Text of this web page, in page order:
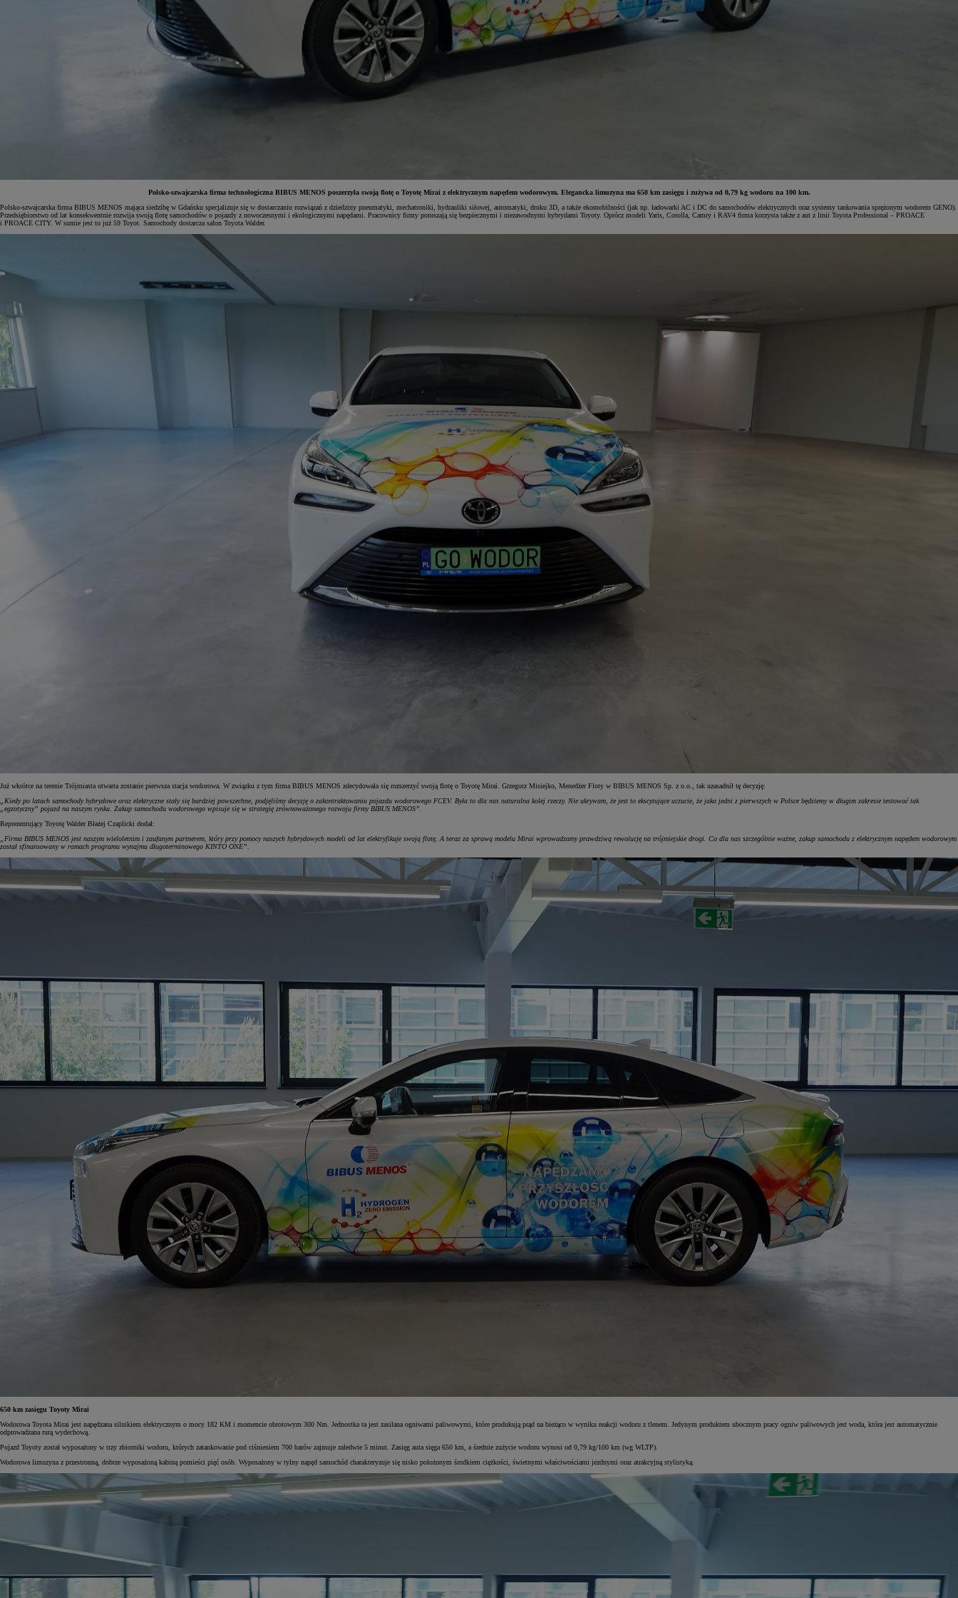
Od197 400 złnetto
Polsko-szwajcarska firma technologiczna BIBUS MENOS poszerzyła swoją flotę o Toyotę Mirai z elektrycznym napędem wodorowym. Elegancka limuzyna ma 650 km zasięgu i zużywa od 0,79 kg wodoru na 100 km.
Polsko-szwajcarska firma BIBUS MENOS mająca siedzibę w Gdańsku specjalizuje się w dostarczaniu rozwiązań z dziedziny pneumatyki, mechatroniki, hydrauliki siłowej, automatyki, druku 3D, a także ekomobilności (jak np. ładowarki AC i DC do samochodów elektrycznych oraz systemy tankowania sprężonym wodorem GENO).
Przedsiębiorstwo od lat konsekwentnie rozwija swoją flotę samochodów o pojazdy z nowoczesnymi i ekologicznymi napędami. Pracownicy firmy poruszają się bezpiecznymi i niezawodnymi hybrydami Toyoty. Oprócz modeli Yaris, Corolla, Camry i RAV4 firma korzysta także z aut z linii Toyota Professional – PROACE
i PROACE CITY. W sumie jest to już 59 Toyot. Samochody dostarcza salon Toyota Walder.
Już wkrótce na terenie Trójmiasta otwarta zostanie pierwsza stacja wodorowa. W związku z tym firma BIBUS MENOS zdecydowała się rozszerzyć swoją flotę o Toyotę Mirai. Grzegorz Misiejko, Menedżer Floty w BIBUS MENOS Sp. z o.o., tak uzasadnił tę decyzję:
„Kiedy po latach samochody hybrydowe oraz elektryczne stały się bardziej powszechne, podjęliśmy decyzję o zakontraktowaniu pojazdu wodorowego FCEV. Była to dla nas naturalna kolej rzeczy. Nie ukrywam, że jest to ekscytujące uczucie, że jako jedni z pierwszych w Polsce będziemy w długim zakresie testować tak
„egzotyczny” pojazd na naszym rynku. Zakup samochodu wodorowego wpisuje się w strategię zrównoważonego rozwoju firmy BIBUS MENOS”.
Reprezentujący Toyotę Walder Błażej Czaplicki dodał:
„Firma BIBUS MENOS jest naszym wieloletnim i zaufanym partnerem, który przy pomocy naszych hybrydowych modeli od lat elektryfikuje swoją flotę. A teraz za sprawą modelu Mirai wprowadzamy prawdziwą rewolucję na trójmiejskie drogi. Co dla nas szczególnie ważne, zakup samochodu z elektrycznym napędem wodorowym
został sfinansowany w ramach programu wynajmu długoterminowego KINTO ONE”.
650 km zasięgu Toyoty Mirai
Wodorowa Toyota Mirai jest napędzana silnikiem elektrycznym o mocy 182 KM i momencie obrotowym 300 Nm. Jednostka ta jest zasilana ogniwami paliwowymi, które produkują prąd na bieżąco w wyniku reakcji wodoru z tlenem. Jedynym produktem ubocznym pracy ogniw paliwowych jest woda, która jest automatycznie
odprowadzana rurą wydechową.
Pojazd Toyoty został wyposażony w trzy zbiorniki wodoru, których zatankowanie pod ciśnieniem 700 barów zajmuje zaledwie 5 minut. Zasięg auta sięga 650 km, a średnie zużycie wodoru wynosi od 0,79 kg/100 km (wg WLTP).
Wodorowa limuzyna z przestronną, dobrze wyposażoną kabiną pomieści pięć osób. Wyposażony w tylny napęd samochód charakteryzuje się nisko położonym środkiem ciężkości, świetnymi właściwościami jezdnymi oraz atrakcyjną stylistyką.